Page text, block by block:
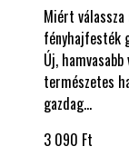
Miért
fényhajfesték
Új,
természetes
gazdag…
3 090 Ft